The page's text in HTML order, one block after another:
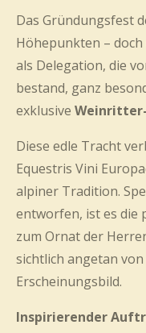
Das Gründungsfest
Höhepunkten –
als Delegation, die
bestand, ganz
exklusive
Diese edle Tracht
Equestris Vini
alpiner Tradition.
entworfen, ist es die
zum Ornat der
sichtlich angetan
Erscheinungsbild.
Inspirierender